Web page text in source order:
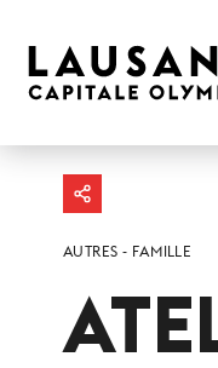
AUTRES FAMILLE